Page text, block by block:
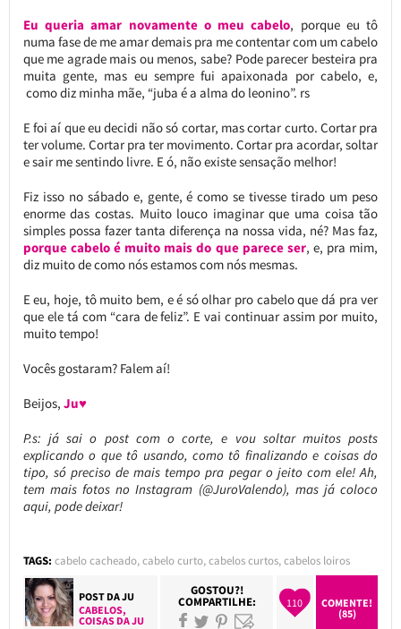
Eu queria amar novamente o meu cabelo, porque eu tô
numa fase de me amar demais pra me contentar com um cabelo
que me agrade mais ou menos, sabe? Pode parecer besteira pra
muita gente, mas eu sempre fui apaixonada por cabelo, e,
como diz minha mãe, “juba é a alma do leonino”. rs
E foi aí que eu decidi não só cortar, mas cortar curto. Cortar pra
ter volume. Cortar pra ter movimento. Cortar pra acordar, soltar
e sair me sentindo livre. E ó, não existe sensação melhor!
Fiz isso no sábado e, gente, é como se tivesse tirado um peso
enorme das costas. Muito louco imaginar que uma coisa tão
simples possa fazer tanta diferença na nossa vida, né? Mas faz,
porque cabelo é muito mais do que parece ser, e, pra mim,
diz muito de como nós estamos com nós mesmas.
E eu, hoje, tô muito bem, e é só olhar pro cabelo que dá pra ver
que ele tá com “cara de feliz”. E vai continuar assim por muito,
muito tempo!
Vocês gostaram? Falem aí!
Beijos, Ju♥
P.s: já sai o post com o corte, e vou soltar muitos posts
explicando o que tô usando, como tô finalizando e coisas do
tipo, só preciso de mais tempo pra pegar o jeito com ele! Ah,
tem mais fotos no Instagram (@JuroValendo), mas já coloco
aqui, pode deixar!
TAGS: cabelo cacheado,cabelo curto,cabelos curtos,cabelos loiros
POST DAJU
CABELOS,
COISAS DA JU
GOSTOU?!
COMPARTILHE: 110
COMENTE!
(85)